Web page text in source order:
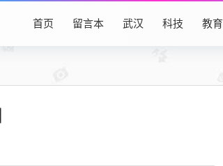
首页 留言本 武汉 科技 教育